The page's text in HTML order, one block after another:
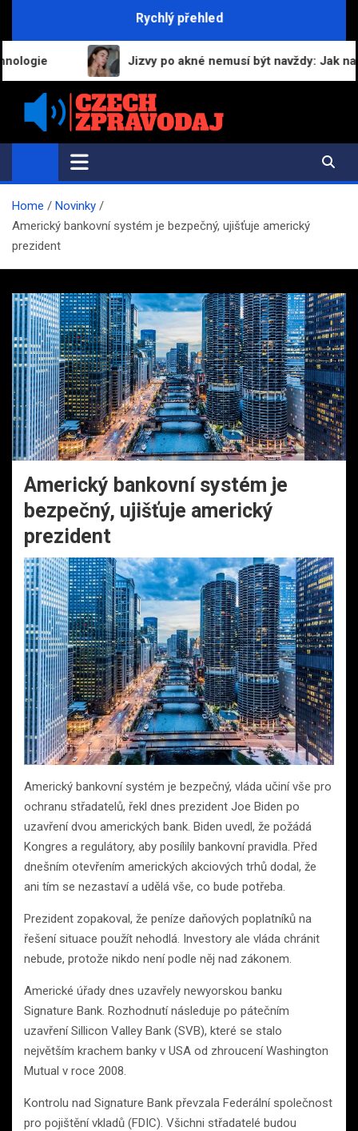
Rychlý přehled
Jizvy po akné nemusí být navždy: Jak navrátit
Czech-Zpravodaj.cz
Zpravodajství a informace z česka
Home
Novinky
Americký bankovní systém je bezpečný, ujišťuje americký
prezident
Americký bankovní systém je
bezpečný, ujišťuje americký
prezident
Americký bankovní systém je bezpečný, vláda učiní vše pro
ochranu střadatelů, řekl dnes prezident Joe Biden po
uzavření dvou amerických bank. Biden uvedl, že požádá
Kongres a regulátory, aby posílily bankovní pravidla. Před
dnešním otevřením amerických akciových trhů dodal, že
ani tím se nezastaví a udělá vše, co bude potřeba.
Prezident zopakoval, že peníze daňových poplatníků na
řešení situace použít nehodlá. Investory ale vláda chránit
nebude, protože nikdo není podle něj nad zákonem.
Americké úřady dnes uzavřely newyorskou banku
Signature Bank. Rozhodnutí následuje po pátečním
uzavření Sillicon Valley Bank (SVB), které se stalo
největším krachem banky v USA od zhroucení Washington
Mutual v roce 2008.
Kontrolu nad Signature Bank převzala Federální společnost
pro pojištění vkladů (FDIC). Všichni střadatelé budou